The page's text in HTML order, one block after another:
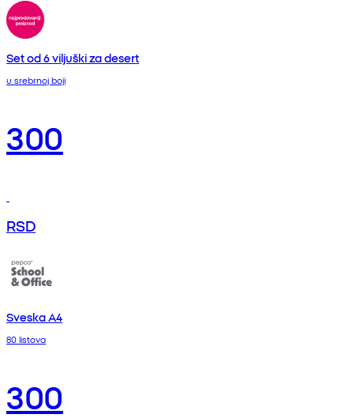
Set od 6 viljuški za desert
u srebrnoj boji
300
RSD
Sveska A4
80 listova
300